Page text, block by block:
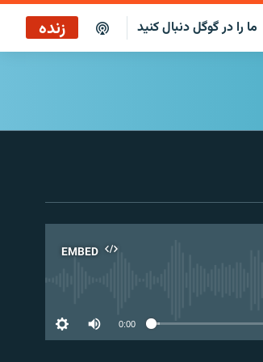
ما را در گوگل دنبال کنید زنده
EMBED
0:00